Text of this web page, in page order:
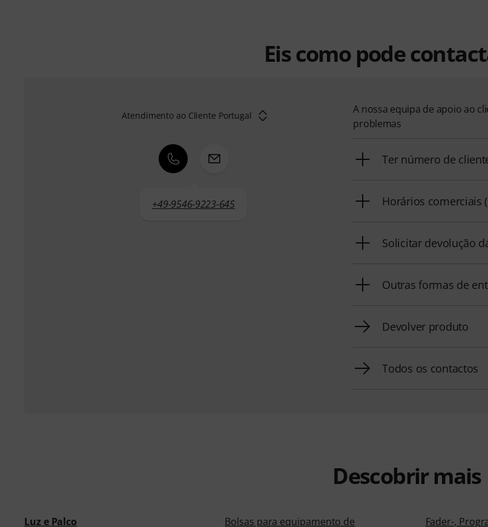
Eis como pode
Atendimento ao Cliente Portugal
+49-9546-9223-645
A nossa equipa de apoio ao
problemas
Ter número de
Horários comerciais
Solicitar devolução
Outras formas de
Devolver produto
Todos os contactos
Descobrir mais
Luz e Palco Bolsas para equipamento de Fader-,